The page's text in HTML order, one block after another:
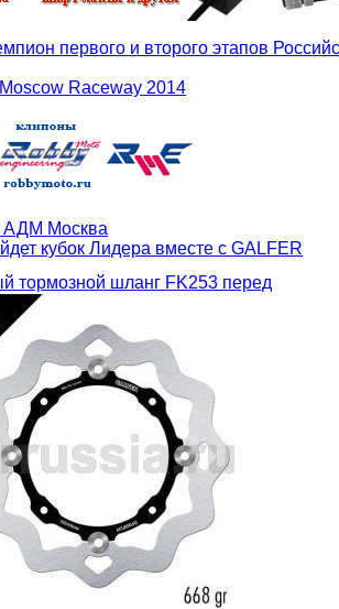
первого и второго этапов
Raceway 2014
АДМ Москва
кубок Лидера вместе с GALFER
тормозной шланг FK253 перед